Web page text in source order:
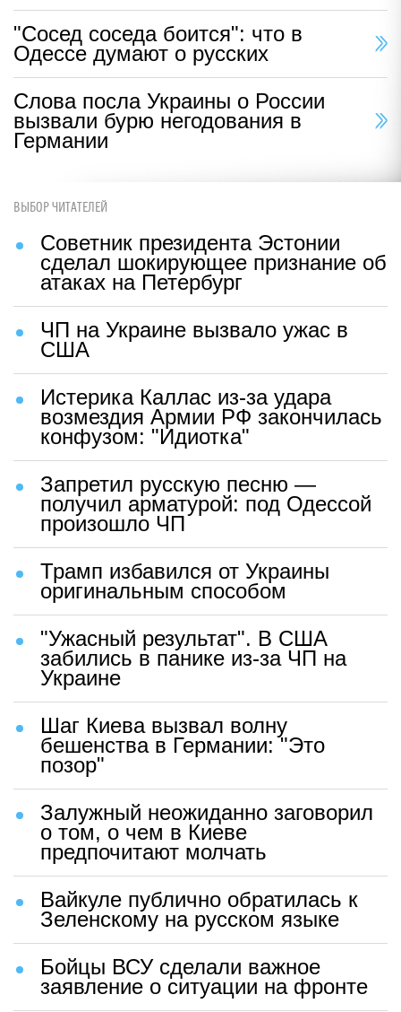
"Сосед соседа боится": что в
Одессе думают о русских
Слова посла Украины о России
вызвали бурю негодования в
Германии
ВЫБОР ЧИТАТЕЛЕЙ
Советник президента Эстонии
сделал шокирующее признание об
атаках на Петербург
ЧП на Украине вызвало ужас в
США
Истерика Каллас из-за удара
возмездия Армии РФ закончилась
конфузом: "Идиотка"
Запретил русскую песню —
получил арматурой: под Одессой
произошло ЧП
Трамп избавился от Украины
оригинальным способом
"Ужасный результат". В США
забились в панике из-за ЧП на
Украине
Шаг Киева вызвал волну
бешенства в Германии: "Это
позор"
Залужный неожиданно заговорил
о том, о чем в Киеве
предпочитают молчать
Вайкуле публично обратилась к
Зеленскому на русском языке
Бойцы ВСУ сделали важное
заявление о ситуации на фронте